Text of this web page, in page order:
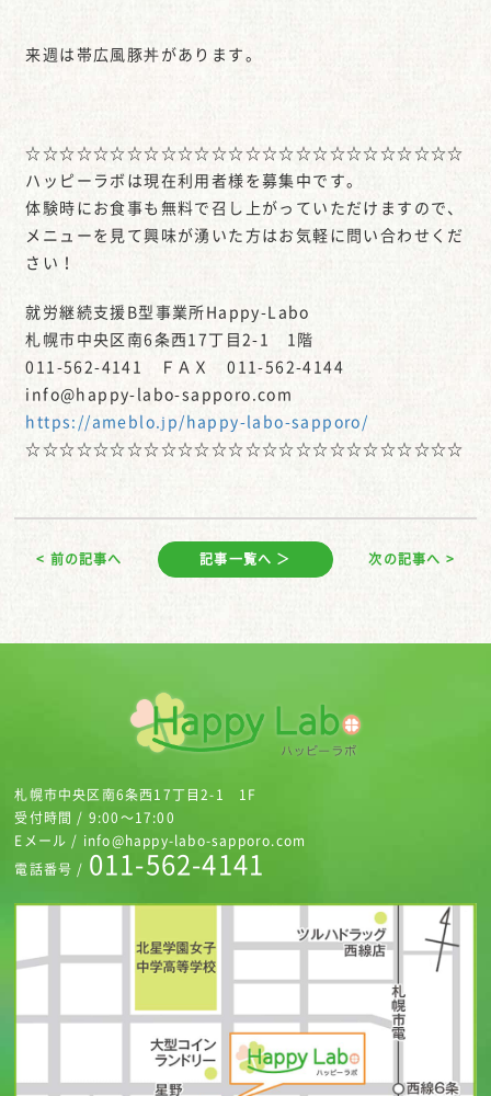
来週は帯広風豚丼があります。
☆☆☆☆☆☆☆☆☆☆☆☆☆☆☆☆☆☆☆☆☆☆☆☆☆☆
ハッピーラボは現在利用者様を募集中です。
体験時にお食事も無料で召し上がっていただけますので、
メニューを見て興味が湧いた方はお気軽に問い合わせくだ
さい！
就労継続支援B型事業所Happy-Labo
札幌市中央区南6条西17丁目2-1 1階
011-562-4141 ＦＡＸ 011-562-4144
info@happy-labo-sapporo.com
https://ameblo.jp/happy-labo-sapporo/
☆☆☆☆☆☆☆☆☆☆☆☆☆☆☆☆☆☆☆☆☆☆☆☆☆☆
< 前の記事へ 記事一覧へ ＞ 次の記事へ >
札幌市中央区南6条西17丁目2-1 1F
受付時間 / 9:00～17:00
Eメール / info@happy-labo-sapporo.com
電話番号 / 011-562-4141